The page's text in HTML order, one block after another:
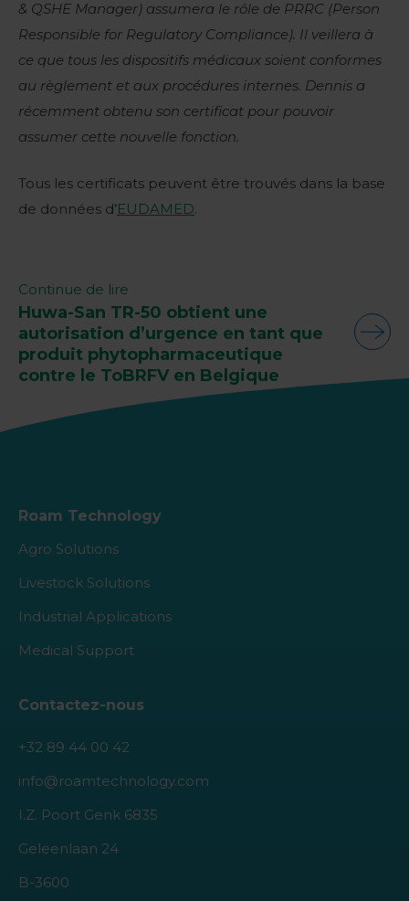
& QSHE Manager) assumera le rôle de PRRC (Person
Responsible for Regulatory Compliance). Il veillera à
ce que tous les dispositifs médicaux soient conformes
au règlement et aux procédures internes. Dennis a
récemment obtenu son certificat pour pouvoir
assumer cette nouvelle fonction.
Tous les certificats peuvent être trouvés dans la base
de données d’EUDAMED.
Continue de lire
Huwa-San TR-50 obtient une
autorisation d’urgence en tant que
produit phytopharmaceutique
contre le ToBRFV en Belgique
Roam Technology
Agro Solutions
Livestock Solutions
Industrial Applications
Medical Support
Contactez-nous
+32 89 44 00 42
info@roamtechnology.com
I.Z. Poort Genk 6835
Geleenlaan 24
B-3600